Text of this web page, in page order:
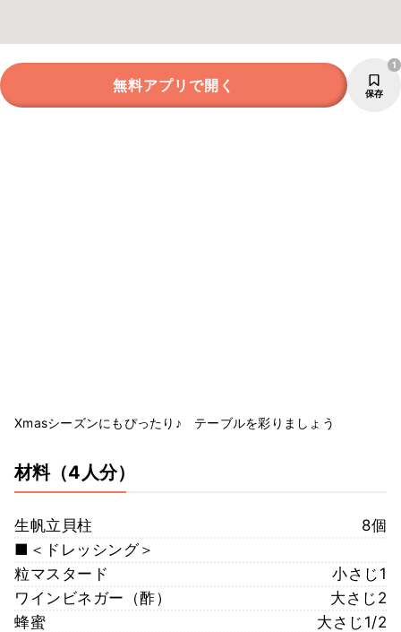
無料アプリで開く 保存
1
Xmasシーズンにもぴったり♪ テーブルを彩りましょう
材料（4人分）
生帆立貝柱
8個
■＜ドレッシング＞
粒マスタード
小さじ1
ワインビネガー（酢）
大さじ2
蜂蜜
大さじ1/2